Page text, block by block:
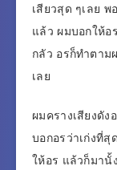
เสียวสุด ๆเลย พ
แล้ว ผมบอกให้อ
กลัว อรก็ทำตาม
เลย
ผมครางเสียงดั
บอกอรว่าเก่งที่
ให้อร แล้วก็มานั้